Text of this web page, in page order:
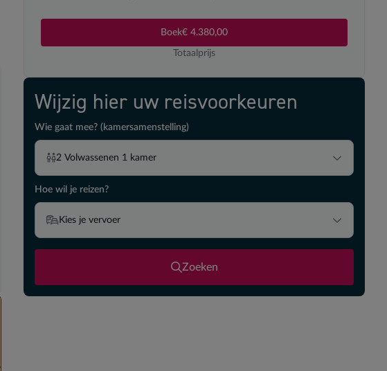
Boek€ 4.380,00
Totaalprijs
Wijzig hier uw reisvoorkeuren
Wie gaat mee? (kamersamenstelling)
2 Volwassenen 1 kamer
Hoe wil je reizen?
Kies je vervoer
Zoeken